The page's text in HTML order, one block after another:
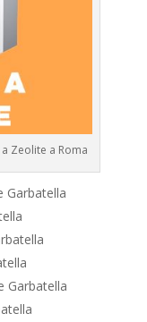
Zeolite a Roma
Garbatella
Garbatella